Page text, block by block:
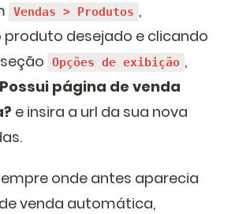
Vendas > Produtos ,
produto desejado e clicando
seção Opções de exibição ,
Possui página de venda
e insira a url da sua nova
onde antes aparecia
venda automática,